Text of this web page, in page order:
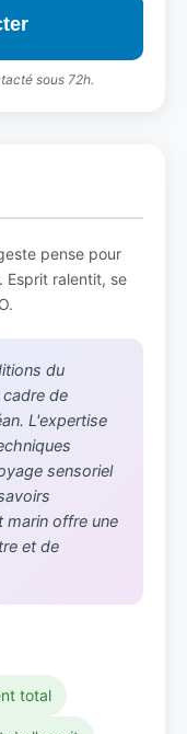
sous 72h.
pense pour
Esprit ralentit, se
du
de
L'expertise
sensoriel
marin offre une
et de
total